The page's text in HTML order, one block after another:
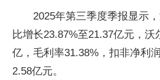
2025年第三季度季报显示
比增长23.87%至21.37亿元，沃
亿，毛利率31.38%，扣非净利
2.58亿元。